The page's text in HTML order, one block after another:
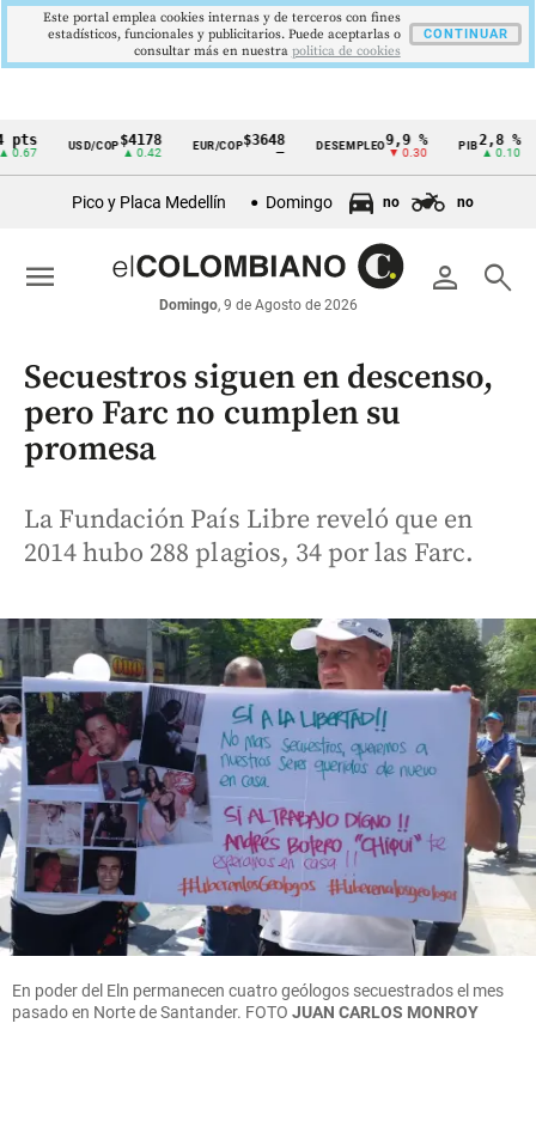
Cintillo
económicos
Colombia
USD/COP$4178
▲ 0.42
EUR/COP$3648
—
DESEMPLEO9,9 %
▼ 0.30
PIB 2,8 %
▲ 0.10
Pico y Placa Medellín Domingo no no
person search
Domingo, 9 de Agosto de 2026
menu
Secuestros siguen en descenso,
pero Farc no cumplen su
promesa
La Fundación País Libre reveló que en
2014 hubo 288 plagios, 34 por las Farc.
En poder del Eln permanecen cuatro geólogos secuestrados el mes
pasado en Norte de Santander. FOTO JUAN CARLOS MONROY
Este portal emplea cookies internas y de terceros con fines
estadísticos, funcionales y publicitarios. Puede aceptarlas o
consultar más en nuestra politica de cookies
CONTINUAR